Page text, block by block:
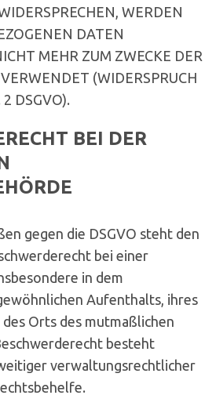
WERDEN
DATEN
MEHR ZUM ZWECKE DER
(WIDERSPRUCH
DSGVO).
BEI DER
gegen die DSGVO steht den
bei einer
in dem
Aufenthalts, ihres
Orts des mutmaßlichen
besteht
verwaltungsrechtlicher